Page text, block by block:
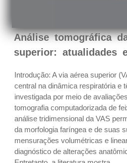
Análise tomográfica
superior: atualidades
Introdução: A via aérea superior
central na dinâmica respiratória e
investigada por meio de
tomografia computadorizada de
análise tridimensional da VAS
da morfologia faríngea e de suas
mensurações volumétricas e
diagnóstico de alterações